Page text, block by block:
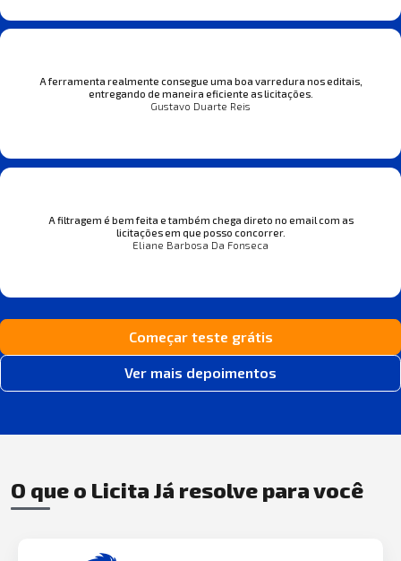
A ferramenta realmente consegue uma boa varredura nos editais,
entregando de maneira eficiente as licitações.
Gustavo Duarte Reis
A filtragem é bem feita e também chega direto no email com as
licitações em que posso concorrer.
Eliane Barbosa Da Fonseca
Começar teste grátis
Ver mais depoimentos
O que o Licita Já resolve para você